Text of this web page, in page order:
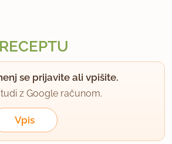
se prijavite ali vpišite.
z Google računom.
Vpis